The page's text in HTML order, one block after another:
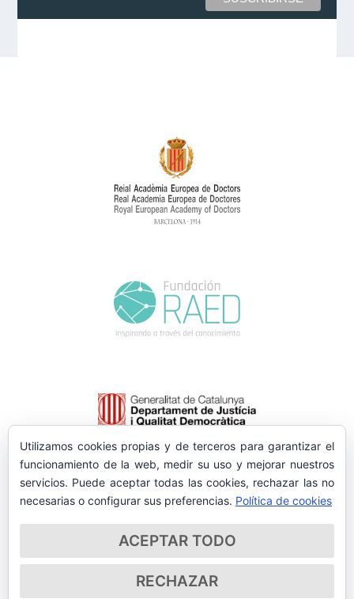
Utilizamos cookies propias y de terceros para garantizar el
funcionamiento de la web, medir su uso y mejorar nuestros
servicios. Puede aceptar todas las cookies, rechazar las no
necesarias o configurar sus preferencias. Política de cookies
ACEPTAR TODO
RECHAZAR